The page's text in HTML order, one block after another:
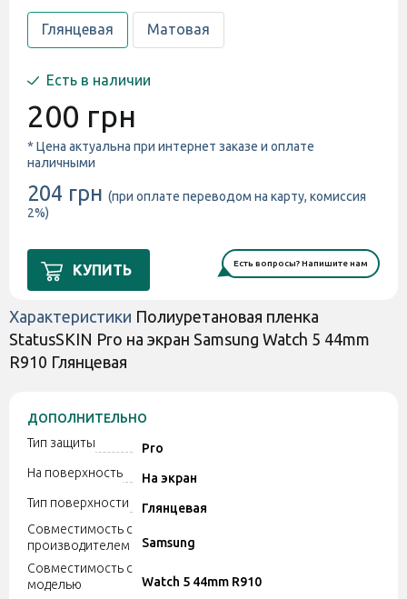
Глянцевая Матовая
Есть в наличии
200 грн
* Цена актуальна при интернет заказе и оплате
наличными
204 грн (при оплате переводом на карту, комиссия
2%)
КУПИТЬ Есть вопросы? Напишите нам
Характеристики Полиуретановая пленка
StatusSKIN Pro на экран Samsung Watch 5 44mm
R910 Глянцевая
ДОПОЛНИТЕЛЬНО
Тип защиты
Pro
На поверхность
На экран
Тип поверхности
Глянцевая
Совместимость с
производителем
Samsung
Совместимость с
моделью
Watch 5 44mm R910